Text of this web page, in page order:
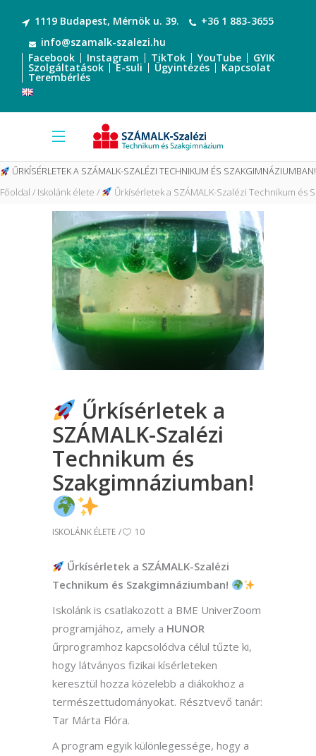
1119 Budapest, Mérnök u. 39.
+36 1 883-3655
info@szamalk-szalezi.hu
Facebook
Instagram TikTok YouTube GYIK
Szolgáltatások E-suli Ügyintézés Kapcsolat
Terembérlés
ŰRKÍSÉRLETEK A SZÁMALK-SZALÉZI TECHNIKUM ÉS
Főoldal Iskolánk élete Űrkísérletek a SZÁMALK-Szalézi Technikum és
Űrkísérletek a
SZÁMALK-Szalézi
Technikum és
Szakgimnáziumban!
ISKOLÁNK ÉLETE 10
Űrkísérletek a SZÁMALK-Szalézi
Technikum és Szakgimnáziumban!
Iskolánk is csatlakozott a BME UniverZoom
programjához, amely a HUNOR
űrprogramhoz kapcsolódva célul tűzte ki,
hogy látványos fizikai kísérleteken
keresztül hozza közelebb a diákokhoz a
természettudományokat. Résztvevő tanár:
Tar Márta Flóra.
A program egyik különlegessége, hogy a